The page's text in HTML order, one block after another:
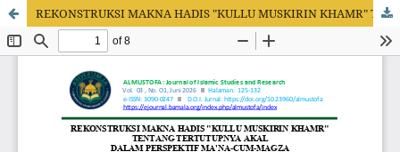
REKONSTRUKSI MAKNA HADIS "KULLU MUSKIRIN KHAMR" TENTANG TERTUTUPNYA AKAL DALAM PERSPEKTIF MA'NA-CUM-MAGZA